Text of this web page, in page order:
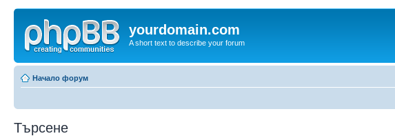
yourdomain.com
A short text to describe your forum
Начало форум
Търсене